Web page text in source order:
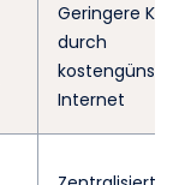
Geringere
durch
Internet